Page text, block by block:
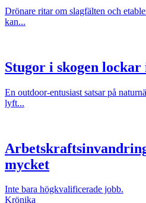
Drönare ritar om slagfälten och
kan...
Stugor i skogen lockar
En outdoor-entusiast satsar på
lyft...
mycket
Inte bara högkvalificerade jobb.
Krönika